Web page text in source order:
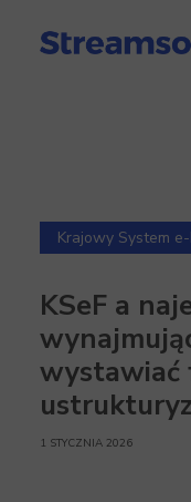
Krajowy System
KSeF a
1 STYCZNIA 2026